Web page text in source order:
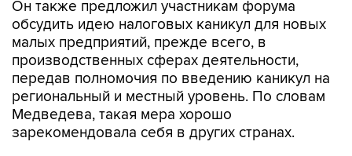
Он также предложил участникам форума
обсудить идею налоговых каникул для новых
малых предприятий, прежде всего, в
производственных сферах деятельности,
передав полномочия по введению каникул на
региональный и местный уровень. По словам
Медведева, такая мера хорошо
зарекомендовала себя в других странах.